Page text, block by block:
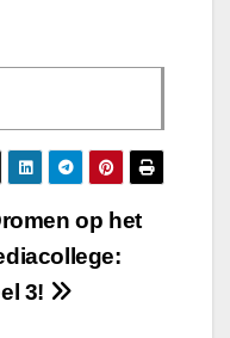
op het
3!